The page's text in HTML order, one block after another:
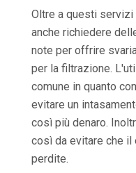
Oltre a questi
anche richiedere
note per offrire
per la filtrazione.
comune in quanto
evitare un
così più denaro.
così da evitare che
perdite.